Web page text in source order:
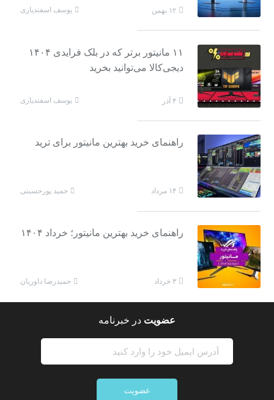
۱۲ بهمن یوسف اسفندیاری
۱۱ مانیتور برتر که در بلک فرایدی ۱۴۰۴
دیجی‌کالا می‌توانید بخرید
۴ آذر یوسف اسفندیاری
راهنمای خرید بهترین مانیتور برای ترید
۱۴ مرداد حمید پورحسینی
راهنمای خرید بهترین مانیتور؛ خرداد ۱۴۰۴
۳ خرداد حمیدرضا داوریان
عضویت در خبرنامه
عضویت